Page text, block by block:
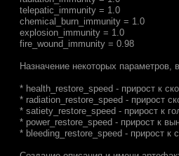
telepatic_immunity = 1.0
chemical_burn_immunity = 1.0
explosion_immunity = 1.0
fire_wound_immunity = 0.98
Назначение некоторых
* health_restore_speed - прирост к
* radiation_restore_speed - прирост
* satiety_restore_speed - прирост к
* power_restore_speed - прирост к
* bleeding_restore_speed - прирост к